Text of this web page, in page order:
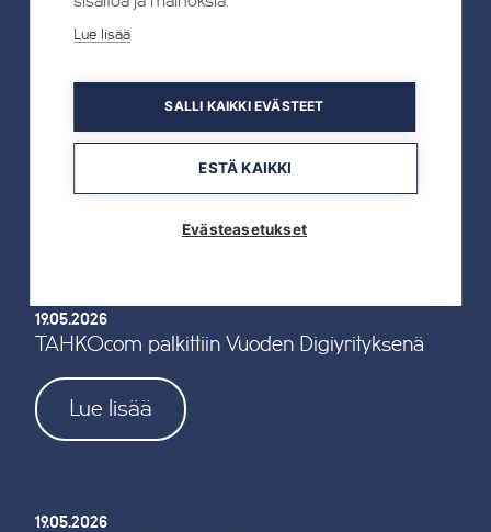
22.07.2026
Tahkon Talviteatterissa nauretaan
suomalaiselle arjelle
19.05.2026
TAHKOcom palkittiin Vuoden Digiyrityksenä
Lue lisää
19.05.2026
Lue lisää
SALLI KAIKKI EVÄSTEET
ESTÄ KAIKKI
Evästeasetukset